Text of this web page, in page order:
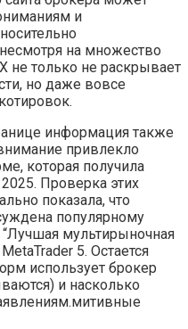
и
на множество
не только не раскрывает
но даже вовсе
информация также
привлекло
которая получила
Проверка этих
показала, что
популярному
мультирыночная
5. Остается
использует брокер
и насколько